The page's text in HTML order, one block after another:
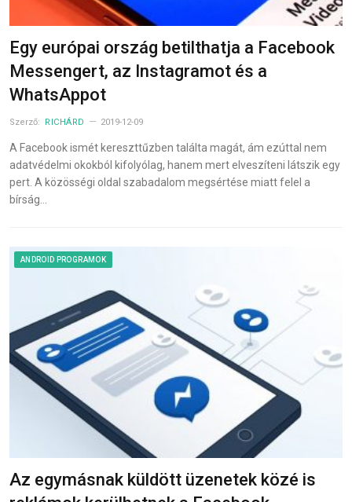
Egy európai ország betilthatja a Facebook
Messengert, az Instagramot és a
WhatsAppot
Szerző: RICHÁRD 2019-12-09
A Facebook ismét kereszttűzben találta magát, ám ezúttal nem
adatvédelmi okokból kifolyólag, hanem mert elveszíteni látszik egy
pert. A közösségi oldal szabadalom megsértése miatt felel a
bírság…
ANDROID PROGRAMOK
Az egymásnak küldött üzenetek közé is